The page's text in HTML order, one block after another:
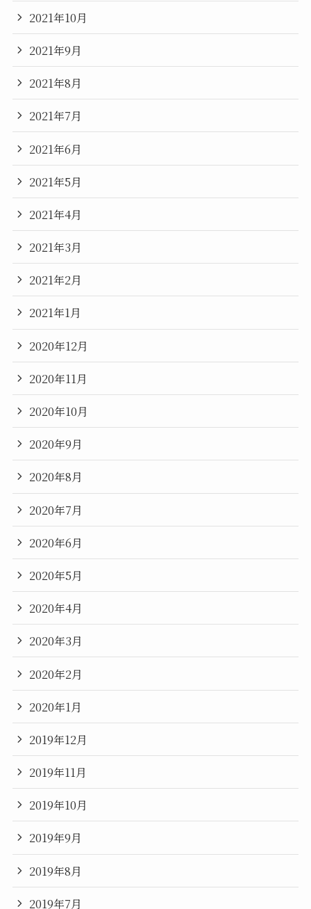
2021年10月
2021年9月
2021年8月
2021年7月
2021年6月
2021年5月
2021年4月
2021年3月
2021年2月
2021年1月
2020年12月
2020年11月
2020年10月
2020年9月
2020年8月
2020年7月
2020年6月
2020年5月
2020年4月
2020年3月
2020年2月
2020年1月
2019年12月
2019年11月
2019年10月
2019年9月
2019年8月
2019年7月